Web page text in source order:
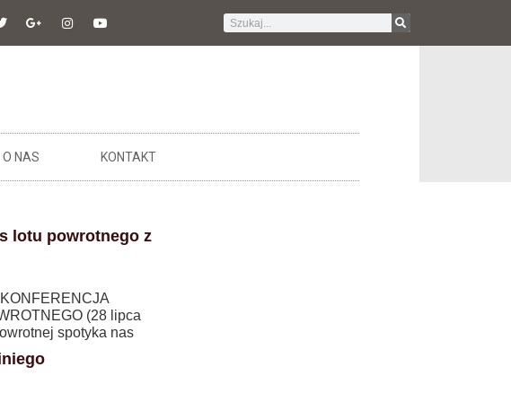
O NAS KONTAKT
lotu powrotnego z
(28 lipca
spotyka nas